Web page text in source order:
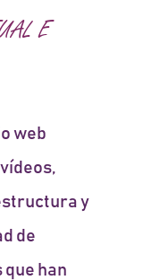
E
web
y
de
que han